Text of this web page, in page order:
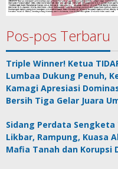
Pos-pos Terbaru
Triple Winner! Ketua
Lumbaa Dukung Penuh,
Kamagi Apresiasi
Bersih Tiga Gelar Juara
Sidang Perdata Sengketa
Likbar, Rampung, Kuasa
Mafia Tanah dan Korupsi